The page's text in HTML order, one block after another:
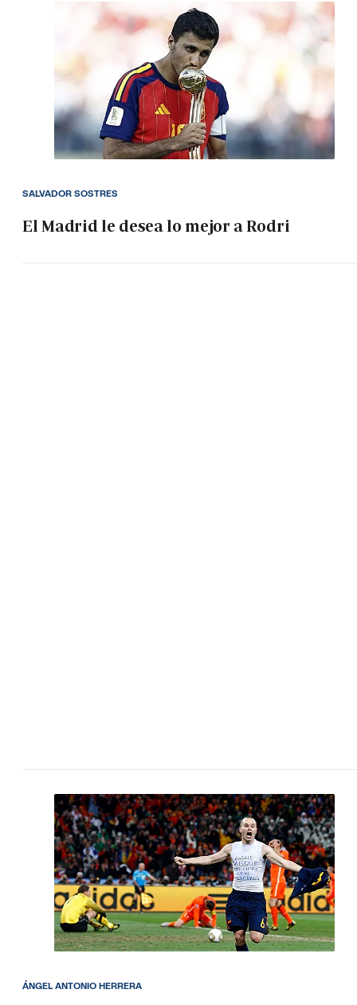
El Madrid le desea lo mejor a Rodri
SALVADOR SOSTRES
ÁNGEL ANTONIO HERRERA